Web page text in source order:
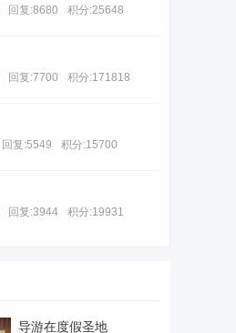
回复:8680 积分:25648
回复:7700 积分:171818
回复:5549 积分:15700
回复:3944 积分:19931
导游在度假圣地